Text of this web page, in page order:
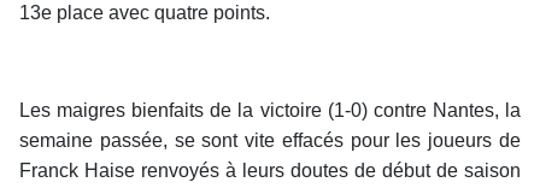
13e place avec quatre points.
Les maigres bienfaits de la victoire (1-0) contre Nantes, la
semaine passée, se sont vite effacés pour les joueurs de
Franck Haise renvoyés à leurs doutes de début de saison